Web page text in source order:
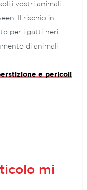
i vostri animali
Il rischio in
per i gatti neri,
di animali
e pericoli
mi